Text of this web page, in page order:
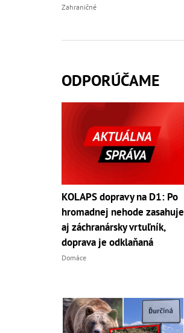
Zahraničné
ODPORÚČAME
KOLAPS dopravy na D1: Po
hromadnej nehode zasahuje
aj záchranársky vrtuľník,
doprava je odklaňaná
Domáce